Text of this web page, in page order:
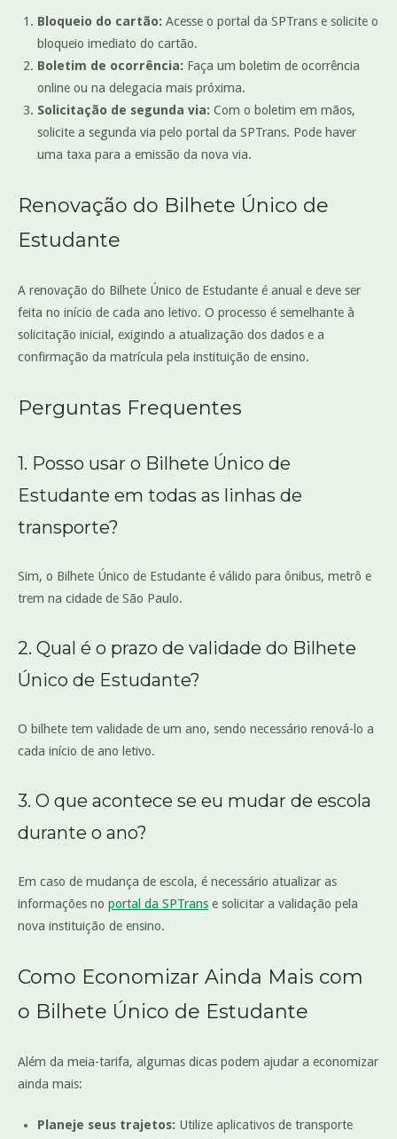
Bloqueio do cartão: Acesse o portal da SPTrans e solicite o
bloqueio imediato do cartão.
Boletim de ocorrência: Faça um boletim de ocorrência
online ou na delegacia mais próxima.
Solicitação de segunda via: Com o boletim em mãos,
solicite a segunda via pelo portal da SPTrans. Pode haver
uma taxa para a emissão da nova via.
Renovação do Bilhete Único de
Estudante
A renovação do Bilhete Único de Estudante é anual e deve ser
feita no início de cada ano letivo. O processo é semelhante à
solicitação inicial, exigindo a atualização dos dados e a
confirmação da matrícula pela instituição de ensino.
Perguntas Frequentes
1. Posso usar o Bilhete Único de
Estudante em todas as linhas de
transporte?
Sim, o Bilhete Único de Estudante é válido para ônibus, metrô e
trem na cidade de São Paulo.
2. Qual é o prazo de validade do Bilhete
Único de Estudante?
O bilhete tem validade de um ano, sendo necessário renová-lo a
cada início de ano letivo.
3. O que acontece se eu mudar de escola
durante o ano?
Em caso de mudança de escola, é necessário atualizar as
informações no portal da SPTrans e solicitar a validação pela
nova instituição de ensino.
Como Economizar Ainda Mais com
o Bilhete Único de Estudante
Além da meia-tarifa, algumas dicas podem ajudar a economizar
ainda mais:
Planeje seus trajetos: Utilize aplicativos de transporte